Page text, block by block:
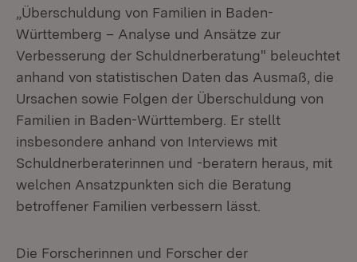
„Überschuldung von Familien in Baden-
Württemberg – Analyse und Ansätze zur
Verbesserung der Schuldnerberatung" beleuchtet
anhand von statistischen Daten das Ausmaß, die
Ursachen sowie Folgen der Überschuldung von
Familien in Baden-Württemberg. Er stellt
insbesondere anhand von Interviews mit
Schuldnerberaterinnen und -beratern heraus, mit
welchen Ansatzpunkten sich die Beratung
betroffener Familien verbessern lässt.
Die Forscherinnen und Forscher der